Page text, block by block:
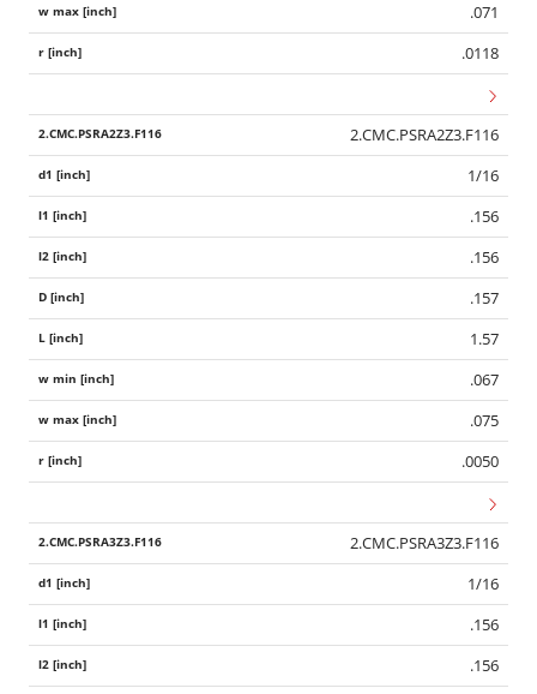
.071
.0118
2.CMC.PSRA2Z3.F116
1/16
.156
.156
.157
1.57
.067
.075
.0050
2.CMC.PSRA3Z3.F116
1/16
.156
.156